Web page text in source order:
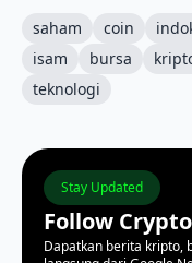
saham coin
isam
bursa
teknologi
Stay Updated
Follow
Dapatkan berita kripto,